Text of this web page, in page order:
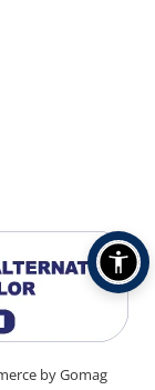
by Gomag